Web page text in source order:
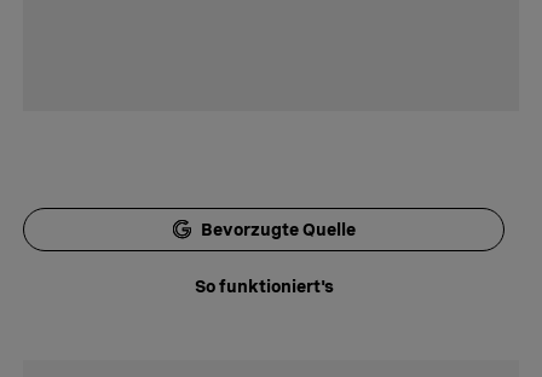
Bevorzugte Quelle
So funktioniert's